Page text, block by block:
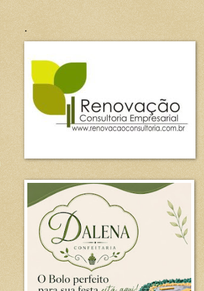
.